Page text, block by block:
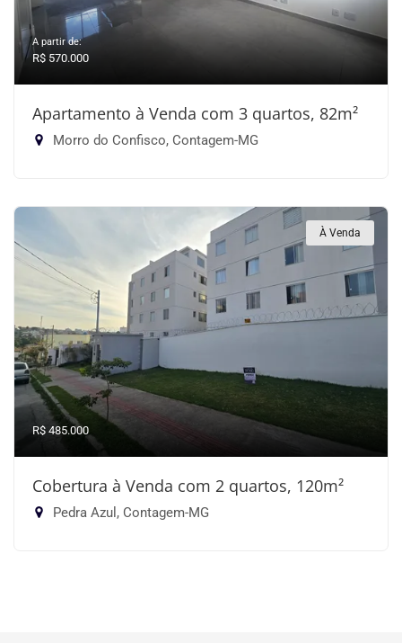
A partir de:
R$ 570.000
Apartamento à Venda com 3 quartos, 82m²
Morro do Confisco, Contagem-MG
À Venda
R$ 485.000
Cobertura à Venda com 2 quartos, 120m²
Pedra Azul, Contagem-MG